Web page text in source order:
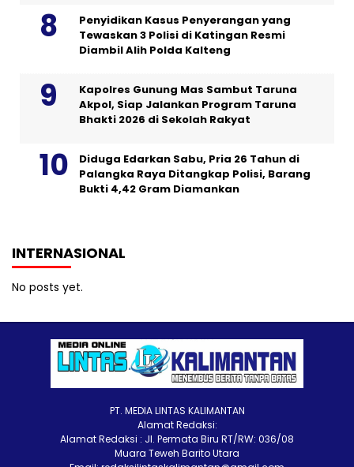
Penyidikan Kasus Penyerangan yang
Tewaskan 3 Polisi di Katingan Resmi
Diambil Alih Polda Kalteng
Kapolres Gunung Mas Sambut Taruna
Akpol, Siap Jalankan Program Taruna
Bhakti 2026 di Sekolah Rakyat
Diduga Edarkan Sabu, Pria 26 Tahun di
Palangka Raya Ditangkap Polisi, Barang
Bukti 4,42 Gram Diamankan
INTERNASIONAL
No posts yet.
PT. MEDIA LINTAS KALIMANTAN
Alamat Redaksi:
Alamat Redaksi : Jl. Permata Biru RT/RW: 036/08
Muara Teweh Barito Utara